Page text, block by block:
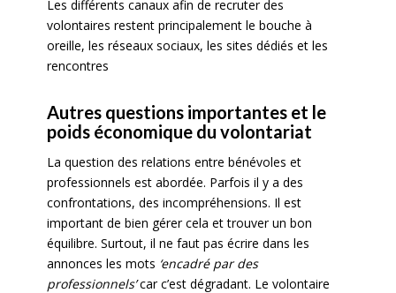
Les différents canaux afin de recruter des
volontaires restent principalement le bouche à
oreille, les réseaux sociaux, les sites dédiés et les
rencontres
Autres questions importantes et le
poids économique du volontariat
La question des relations entre bénévoles et
professionnels est abordée. Parfois il y a des
confrontations, des incompréhensions. Il est
important de bien gérer cela et trouver un bon
équilibre. Surtout, il ne faut pas écrire dans les
annonces les mots ‘encadré par des
professionnels’car c’est dégradant. Le volontaire